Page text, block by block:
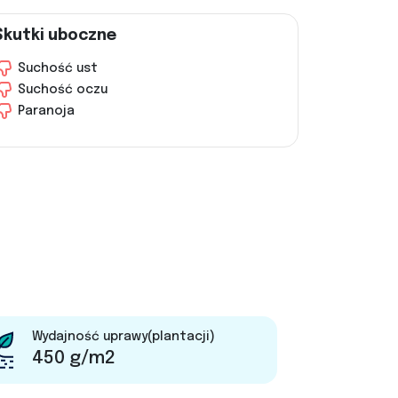
uboczne
Suchość ust
Suchość oczu
Paranoja
Wydajność uprawy(plantacji)
450 g/m2